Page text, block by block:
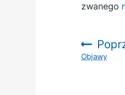
zwanego
:Objawy